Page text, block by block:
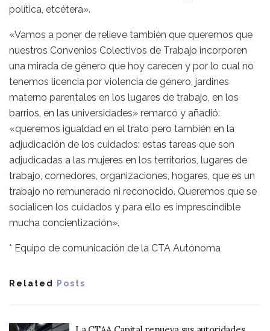
política, etcétera».
«Vamos a poner de relieve también que queremos que
nuestros Convenios Colectivos de Trabajo incorporen
una mirada de género que hoy carecen y por lo cual no
tenemos licencia por violencia de género, jardines
materno parentales en los lugares de trabajo, en los
barrios, en las universidades» remarcó y añadió:
«queremos igualdad en el trato pero también en la
adjudicación de los cuidados: estas tareas que son
adjudicadas a las mujeres en los territorios, lugares de
trabajo, comedores, organizaciones, hogares, que es un
trabajo no remunerado ni reconocido. Queremos que se
socialicen los cuidados y para ello es imprescindible
mucha concientización».
* Equipo de comunicación de la CTA Autónoma
Related Posts